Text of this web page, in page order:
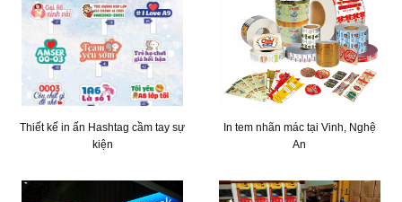
Thiết kế in ấn Hashtag cầm tay sự
kiện
In tem nhãn mác tại Vinh, Nghệ
An